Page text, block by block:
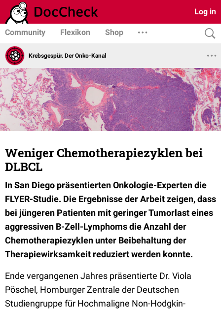
Log in
Community Flexikon Shop
Krebsgespür. Der Onko-Kanal
Weniger Chemotherapiezyklen bei
DLBCL
In San Diego präsentierten Onkologie-Experten die
FLYER-Studie. Die Ergebnisse der Arbeit zeigen, dass
bei jüngeren Patienten mit geringer Tumorlast eines
aggressiven B-Zell-Lymphoms die Anzahl der
Chemotherapiezyklen unter Beibehaltung der
Therapiewirksamkeit reduziert werden konnte.
Ende vergangenen Jahres präsentierte Dr. Viola
Pöschel, Homburger Zentrale der Deutschen
Studiengruppe für Hochmaligne Non-Hodgkin-